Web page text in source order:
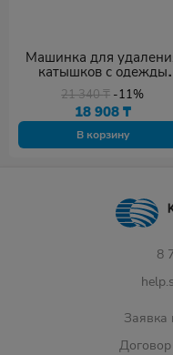
Машинка для
катышков с одежды
Kitfort КТ-4012
21 340₸ -11%
18 908 ₸
В корзину
8
Заявка